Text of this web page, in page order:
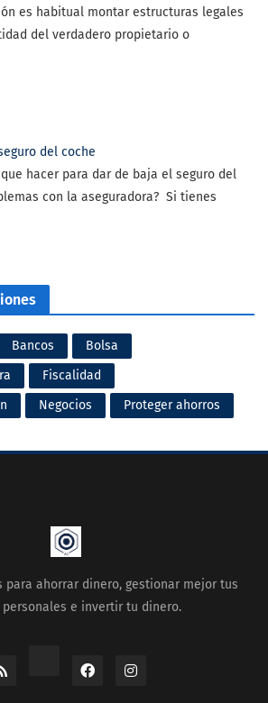
es habitual montar estructuras legales
del verdadero propietario o
del coche
hacer para dar de baja el seguro del
con la aseguradora? Si tienes
Bancos
Bolsa
Fiscalidad
Negocios Proteger ahorros
para ahorrar dinero, gestionar mejor tus
personales e invertir tu dinero.